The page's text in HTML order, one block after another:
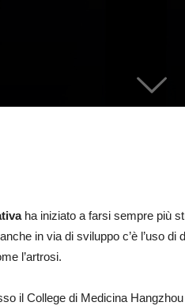
ha iniziato a farsi sempre più
in via di sviluppo c’è l’uso di
l’artrosi.
il College di Medicina